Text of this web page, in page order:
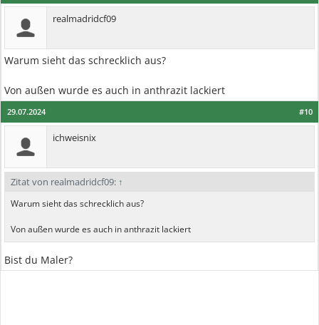
realmadridcf09
Warum sieht das schrecklich aus?
Von außen wurde es auch in anthrazit lackiert
#10
29.07.2024
ichweisnix
Zitat von realmadridcf09: ↑
Warum sieht das schrecklich aus?
Von außen wurde es auch in anthrazit lackiert
Bist du Maler?